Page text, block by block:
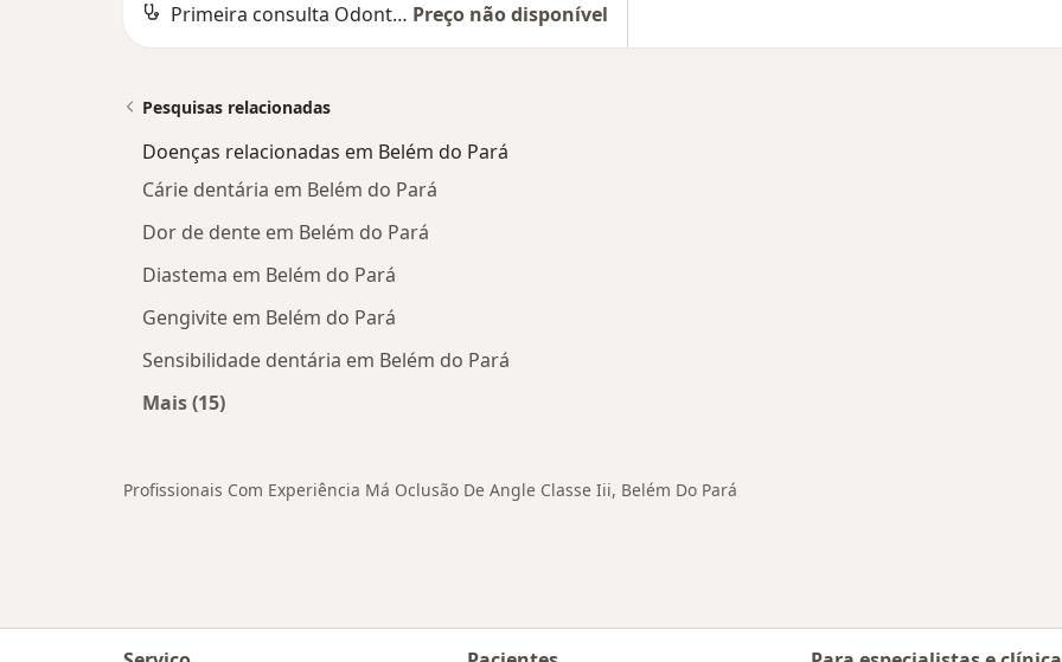
Primeira consulta Odontológica Preço não disponível
Pesquisas relacionadas
Doenças relacionadas em Belém do Pará
Cárie dentária em Belém do Pará
Dor de dente em Belém do Pará
Diastema em Belém do Pará
Gengivite em Belém do Pará
Sensibilidade dentária em Belém do Pará
Mais (15)
Profissionais Com Experiência Má Oclusão De Angle Classe Iii, Belém Do Pará